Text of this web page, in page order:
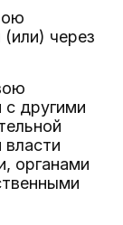
через
с другими
власти
органами